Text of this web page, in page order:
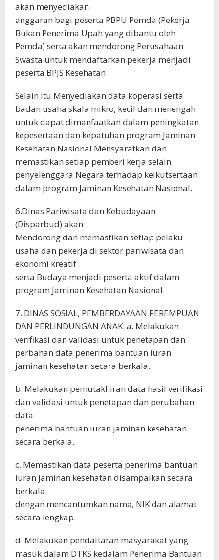
akan menyediakan
anggaran bagi peserta PBPU Pemda (Pekerja
Bukan Penerima Upah yang dibantu oleh
Pemda) serta akan mendorong Perusahaan
Swasta untuk mendaftarkan pekerja menjadi
peserta BPJS Kesehatan
Selain itu Menyediakan data koperasi serta
badan usaha skala mikro, kecil dan menengah
untuk dapat dimanfaatkan dalam peningkatan
kepesertaan dan kepatuhan program Jaminan
Kesehatan Nasional Mensyaratkan dan
memastikan setiap pemberi kerja selain
penyelenggara Negara terhadap keikutsertaan
dalam program Jaminan Kesehatan Nasional.
6.Dinas Pariwisata dan Kebudayaan
(Disparbud) akan
Mendorong dan memastikan setiap pelaku
usaha dan pekerja di sektor pariwisata dan
ekonomi kreatif
serta Budaya menjadi peserta aktif dalam
program Jaminan Kesehatan Nasional.
7. DINAS SOSIAL, PEMBERDAYAAN PEREMPUAN
DAN PERLINDUNGAN ANAK: a. Melakukan
verifikasi dan validasi untuk penetapan dan
perbahan data penerima bantuan iuran
jaminan kesehatan secara berkala.
b. Melakukan pemutakhiran data hasil verifikasi
dan validasi untuk penetapan dan perubahan
data
penerima bantuan iuran jaminan kesehatan
secara berkala.
c. Memastikan data peserta penerima bantuan
iuran jaminan kesehatan disampaikan secara
berkala
dengan mencantumkan nama, NIK dan alamat
secara lengkap.
d. Melakukan pendaftaran masyarakat yang
masuk dalam DTKS kedalam Penerima Bantuan